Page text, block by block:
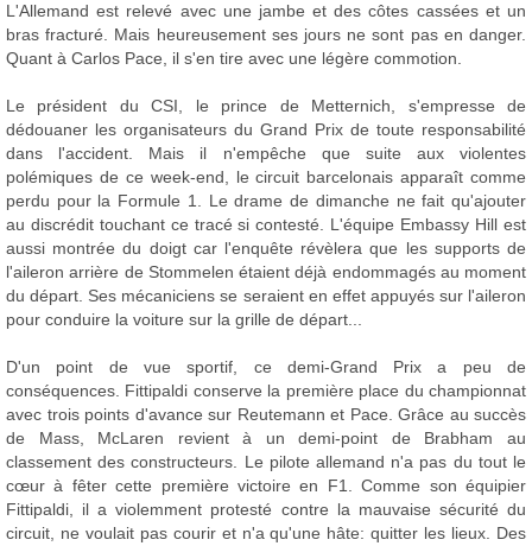
L'Allemand est relevé avec une jambe et des côtes cassées et un
bras fracturé. Mais heureusement ses jours ne sont pas en danger.
Quant à Carlos Pace, il s'en tire avec une légère commotion.
Le président du CSI, le prince de Metternich, s'empresse de
dédouaner les organisateurs du Grand Prix de toute responsabilité
dans l'accident. Mais il n'empêche que suite aux violentes
polémiques de ce week-end, le circuit barcelonais apparaît comme
perdu pour la Formule 1. Le drame de dimanche ne fait qu'ajouter
au discrédit touchant ce tracé si contesté. L'équipe Embassy Hill est
aussi montrée du doigt car l'enquête révèlera que les supports de
l'aileron arrière de Stommelen étaient déjà endommagés au moment
du départ. Ses mécaniciens se seraient en effet appuyés sur l'aileron
pour conduire la voiture sur la grille de départ...
D'un point de vue sportif, ce demi-Grand Prix a peu de
conséquences. Fittipaldi conserve la première place du championnat
avec trois points d'avance sur Reutemann et Pace. Grâce au succès
de Mass, McLaren revient à un demi-point de Brabham au
classement des constructeurs. Le pilote allemand n'a pas du tout le
cœur à fêter cette première victoire en F1. Comme son équipier
Fittipaldi, il a violemment protesté contre la mauvaise sécurité du
circuit, ne voulait pas courir et n'a qu'une hâte: quitter les lieux. Des